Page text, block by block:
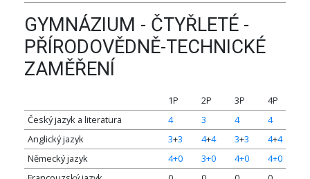
GYMNÁZIUM - ČTYŘLETÉ -
PŘÍRODOVĚDNĚ-TECHNICKÉ
ZAMĚŘENÍ
1P 2P 3P
4P
Český jazyk a literatura
4 3 4
4
Anglický jazyk
3+3 4+4 3+3 4+4
Německý jazyk
4+0 3+0 4+0
4+0